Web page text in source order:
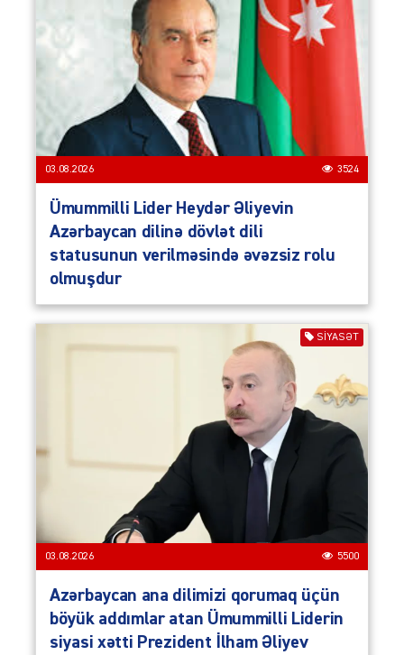
03.08.2026 3524
Ümummilli Lider Heydər Əliyevin
Azərbaycan dilinə dövlət dili
statusunun verilməsində əvəzsiz rolu
olmuşdur
SIYASƏT
03.08.2026 5500
Azərbaycan ana dilimizi qorumaq üçün
böyük addımlar atan Ümummilli Liderin
siyasi xətti Prezident İlham Əliyev